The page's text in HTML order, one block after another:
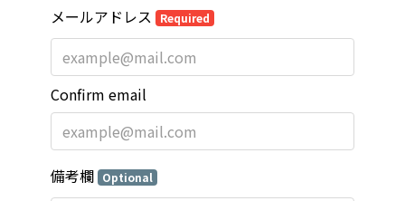
メールアドレス Required
Confirm email
備考欄 Optional